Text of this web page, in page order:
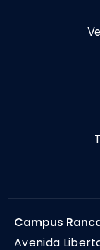
Campus
Avenida